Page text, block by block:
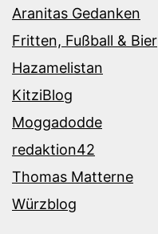
Aranitas Gedanken
Fritten, Fußball & Bier
Hazamelistan
KitziBlog
Moggadodde
redaktion42
Thomas Matterne
Würzblog